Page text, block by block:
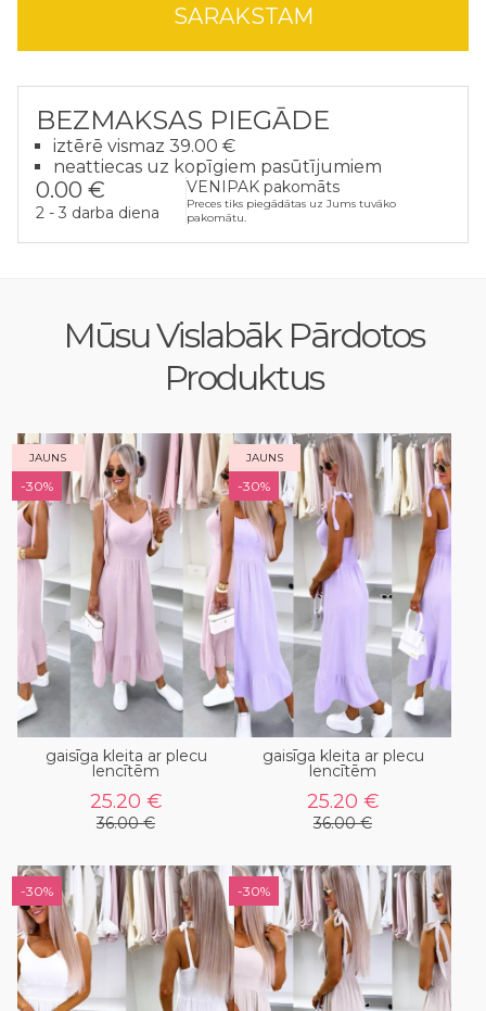
SARAKSTAM
BEZMAKSAS PIEGĀDE
iztērē vismaz 39.00 €
neattiecas uz kopīgiem pasūtījumiem
0.00 €
2 - 3 darba diena
VENIPAK pakomāts
Preces tiks piegādātas uz Jums tuvāko
pakomātu.
Mūsu Vislabāk Pārdotos
Produktus
JAUNS
-30%
gaisīga kleita ar plecu
lencītēm
25.20 €
36.00 €
JAUNS
-30%
gaisīga kleita ar plecu
lencītēm
25.20 €
36.00 €
-30% -30%